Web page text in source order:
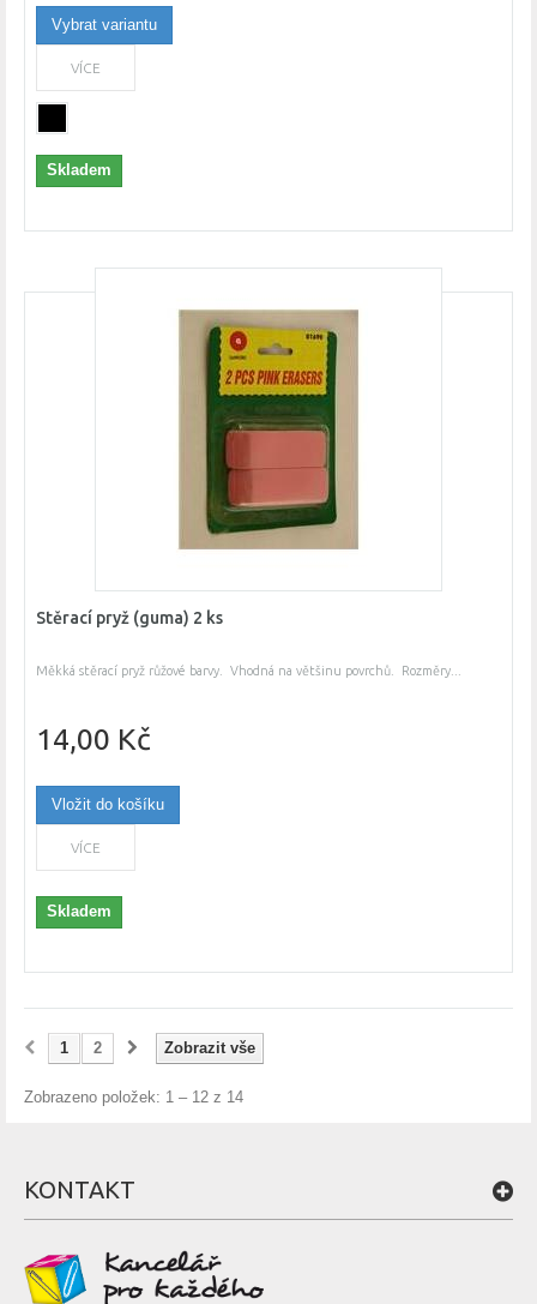
Vybrat variantu
VÍCE
Skladem
Stěrací pryž (guma) 2 ks
Měkká stěrací pryž růžové barvy. Vhodná na většinu povrchů. Rozměry...
14,00 Kč
Vložit do košíku
VÍCE
Skladem
Zobrazit vše
1 2
Zobrazeno položek: 1 – 12 z 14
KONTAKT